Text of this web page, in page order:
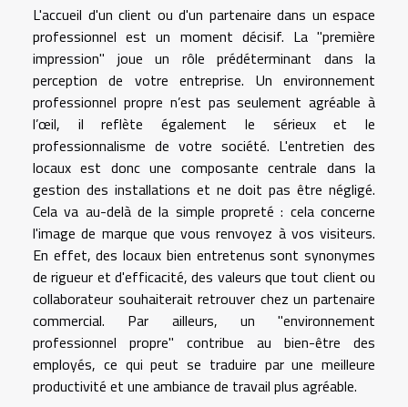
L'accueil d'un client ou d'un partenaire dans un espace
professionnel est un moment décisif. La "première
impression" joue un rôle prédéterminant dans la
perception de votre entreprise. Un environnement
professionnel propre n’est pas seulement agréable à
l’œil, il reflète également le sérieux et le
professionnalisme de votre société. L'entretien des
locaux est donc une composante centrale dans la
gestion des installations et ne doit pas être négligé.
Cela va au-delà de la simple propreté : cela concerne
l'image de marque que vous renvoyez à vos visiteurs.
En effet, des locaux bien entretenus sont synonymes
de rigueur et d'efficacité, des valeurs que tout client ou
collaborateur souhaiterait retrouver chez un partenaire
commercial. Par ailleurs, un "environnement
professionnel propre" contribue au bien-être des
employés, ce qui peut se traduire par une meilleure
productivité et une ambiance de travail plus agréable.